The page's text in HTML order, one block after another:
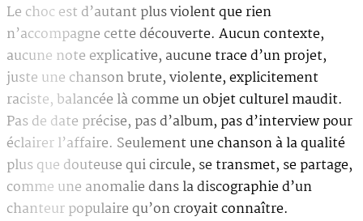
Le choc est d’autant plus violent que rien
n’accompagne cette découverte. Aucun contexte,
aucune note explicative, aucune trace d’un projet,
juste une chanson brute, violente, explicitement
raciste, balancée là comme un objet culturel maudit.
Pas de date précise, pas d’album, pas d’interview pour
éclairer l’affaire. Seulement une chanson à la qualité
plus que douteuse qui circule, se transmet, se partage,
comme une anomalie dans la discographie d’un
chanteur populaire qu’on croyait connaître.